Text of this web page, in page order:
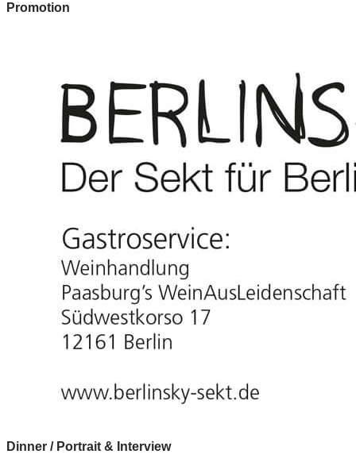
Promotion
Dinner / Portrait & Interview